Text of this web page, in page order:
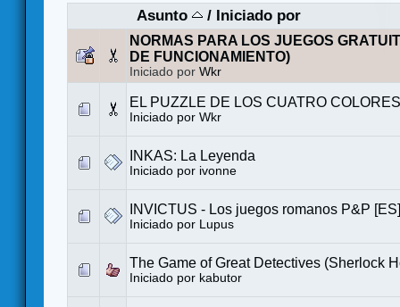
Asunto
/ Iniciado por
NORMAS PARA LOS JUEGOS
DE FUNCIONAMIENTO)
Iniciado por Wkr
EL PUZZLE DE LOS CUATRO
Iniciado por Wkr
INKAS: La Leyenda
Iniciado por ivonne
INVICTUS - Los juegos romanos P&P [ES]
Iniciado por Lupus
The Game of Great Detectives (Sherlock
Iniciado por kabutor